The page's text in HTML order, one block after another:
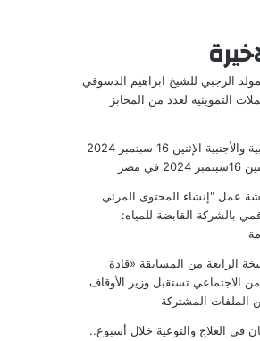
الرجبي للشيخ ابراهيم الدسوقي
بالحملات التموينية لعدد من المخابز
الإثنين 16 سبتمبر 2024
في مصر
عمل "إنشاء المحتوى المرئي
بالشركة القابضة للمياه:
الرابعة من المسابقة «قادة
الاجتماعي تستقبل وزير الأوقاف
الملفات المشتركة
فى العلاج والتوعية خلال أسبوع..